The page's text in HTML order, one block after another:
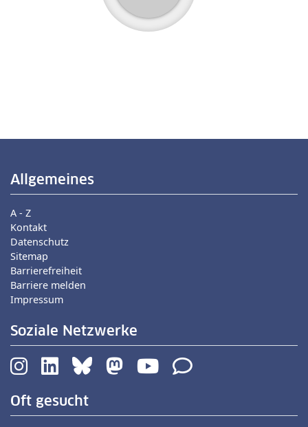
Allgemeines
A - Z
Kontakt
Datenschutz
Sitemap
Barrierefreiheit
Barriere melden
Impressum
Soziale Netzwerke
Oft gesucht